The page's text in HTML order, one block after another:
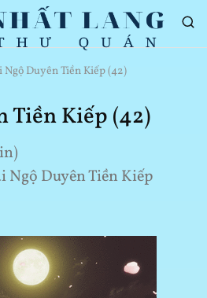
Ngộ Duyên Tiền Kiếp (42)
Tiền Kiếp (42)
Ngộ Duyên Tiền Kiếp